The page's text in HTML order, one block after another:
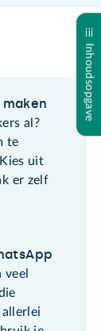
Inhoudsopgave
al?
te
uit
er zelf